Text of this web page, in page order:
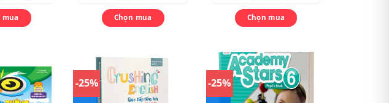
mua Chọn mua Chọn mua
-25% -25%